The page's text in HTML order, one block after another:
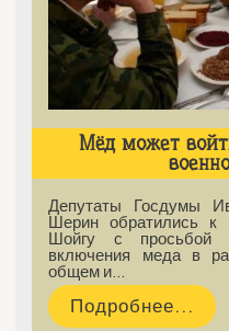
Мёд может
Депутаты Госдумы
Шерин обратились к
Шойгу с просьбой
включения меда в
общем и…
Подробнее...